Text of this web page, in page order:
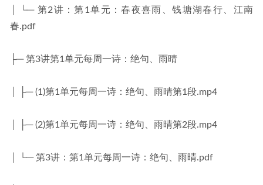
│ └─ 第2讲：第1单元：春夜喜雨、钱塘湖春行、江南
春.pdf
├─ 第3讲第1单元每周一诗：绝句、雨晴
│ ├─ (1)第1单元每周一诗：绝句、雨晴第1段.mp4
│ ├─ (2)第1单元每周一诗：绝句、雨晴第2段.mp4
│ └─ 第3讲：第1单元每周一诗：绝句、雨晴.pdf